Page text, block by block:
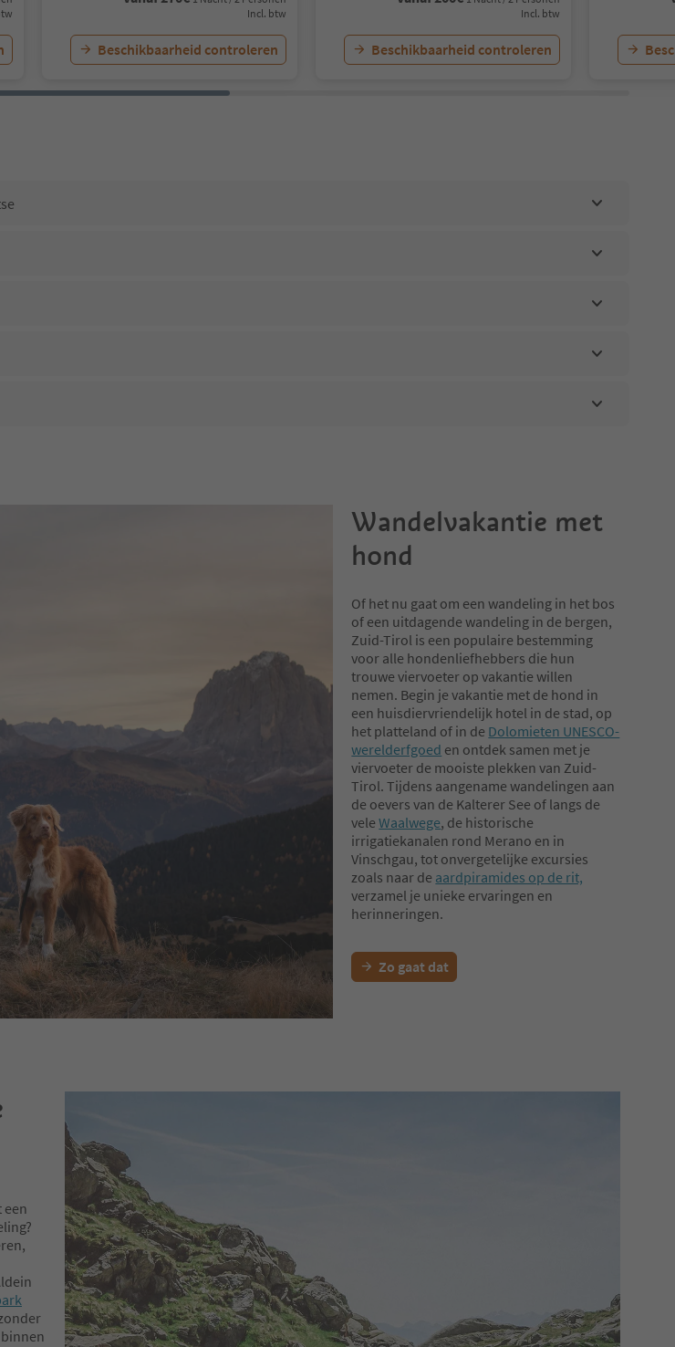
Incl. btw
Beschikbaarheid controleren
Incl. btw
Beschikbaarheid controleren
Wandelvakantie met
hond
Of het nu gaat om een wandeling in het bos
of een uitdagende wandeling in de bergen,
Zuid-Tirol is een populaire bestemming
voor alle hondenliefhebbers die hun
trouwe viervoeter op vakantie willen
nemen. Begin je vakantie met de hond in
een huisdiervriendelijk hotel in de stad, op
het platteland of in de Dolomieten UNESCO-
werelderfgoed en ontdek samen met je
viervoeter de mooiste plekken van Zuid-
Tirol. Tijdens aangename wandelingen aan
de oevers van de Kalterer See of langs de
veleWaalwege, de historische
irrigatiekanalen rond Merano en in
Vinschgau, tot onvergetelijke excursies
zoals naar de aardpiramides op de rit,
verzamel je unieke ervaringen en
herinneringen.
Zo gaat dat
een